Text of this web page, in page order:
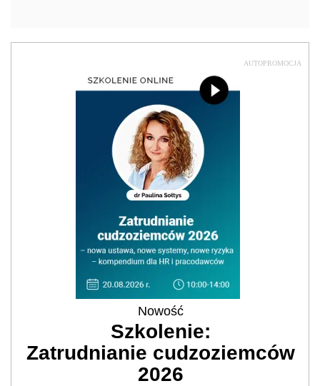
AUTOPROMOCJA
Nowość
Szkolenie:
Zatrudnianie cudzoziemców
2026